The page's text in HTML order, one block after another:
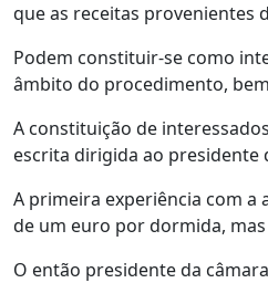
que as receitas provenientes
Podem constituir-se como
âmbito do procedimento,
A constituição de
escrita dirigida ao presidente
A primeira experiência com a
de um euro por dormida,
O então presidente da